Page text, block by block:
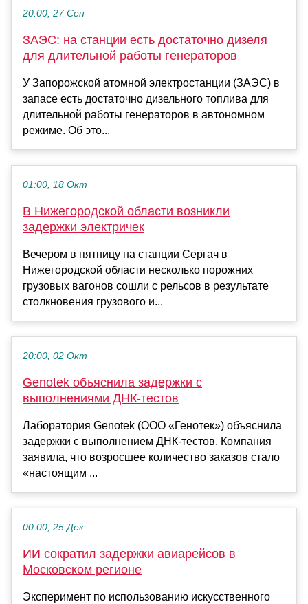
20:00, 27 Сен
ЗАЭС: на станции есть достаточно дизеля
для длительной работы генераторов
У Запорожской атомной электростанции (ЗАЭС) в
запасе есть достаточно дизельного топлива для
длительной работы генераторов в автономном
режиме. Об это...
01:00, 18 Окт
В Нижегородской области возникли
задержки электричек
Вечером в пятницу на станции Сергач в
Нижегородской области несколько порожних
грузовых вагонов сошли с рельсов в результате
столкновения грузового и...
20:00, 02 Окт
Genotek объяснила задержки с
выполнениями ДНК-тестов
Лаборатория Genotek (ООО «Генотек») объяснила
задержки с выполнением ДНК-тестов. Компания
заявила, что возросшее количество заказов стало
«настоящим ...
00:00, 25 Дек
ИИ сократил задержки авиарейсов в
Московском регионе
Эксперимент по использованию искусственного